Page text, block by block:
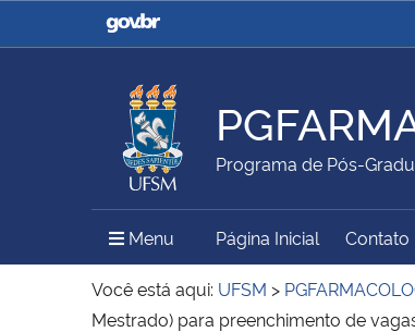
Casa Civil
Ministério da
Ministério da Agricultura,
Pecuária e Abastecimento
Ministério da
Ministério do Meio Ambiente Ministério do
Programa de Pós-
Menu Menu Principal do Sítio
Página Inicial Contato
Você está aqui: UFSM >
Mestrado) para preenchimento de